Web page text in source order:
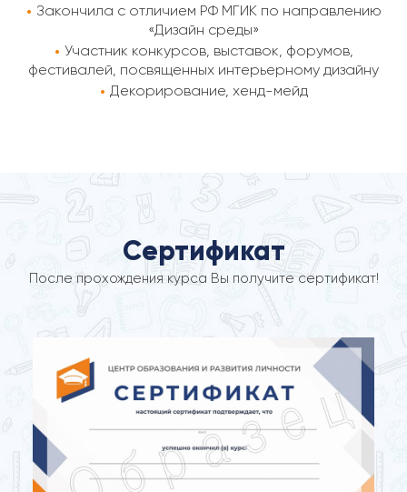
Закончила с отличием РФ МГИК по направлению
«Дизайн среды»
Участник конкурсов, выставок, форумов,
фестивалей, посвященных интерьерному дизайну
Декорирование, хенд-мейд
Cертификат
После прохождения курса Вы получите сертификат!